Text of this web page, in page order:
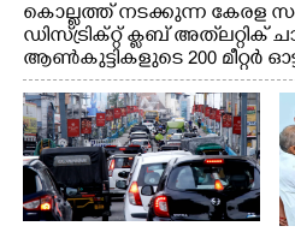
കൊല്ലത്ത് നടക്കുന്ന കേരള
ഡിസ്ട്രിക്റ്റ് ക്ലബ് അത്‌ലറ്റിക്
ആൺകുട്ടികളുടെ 200 മീറ്റർ
മത്സരത്തിനിടെ സിന്തറ്റിക്
നായകൾ.